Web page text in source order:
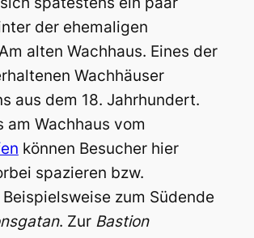
der ehemaligen
alten Wachhaus. Eines der
Wachhäuser
aus dem 18. Jahrhundert.
am Wachhaus vom
können Besucher hier
spazieren bzw.
zum Südende
. Zur Bastion